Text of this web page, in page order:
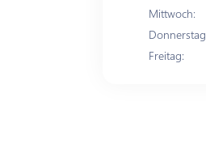
Mittwoch:
Donnerstag
Freitag: